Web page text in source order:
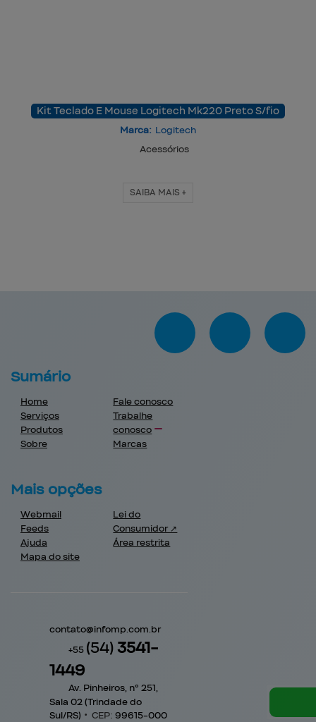
Kit Teclado E Mouse Logitech Mk220 Preto S/fio
Marca: Logitech
Acessórios
SAIBA MAIS +
Sumário
Home
Serviços
Produtos
Sobre
Fale conosco
Trabalhe
conosco
Marcas
Mais opções
Webmail
Feeds
Ajuda
Mapa do site
Lei do
Consumidor ↗
Área restrita
contato@infomp.com.br
+55 (54)3541-
1449
Av. Pinheiros, nº 251,
Sala 02 (Trindade do
Sul/RS) • CEP: 99615-000